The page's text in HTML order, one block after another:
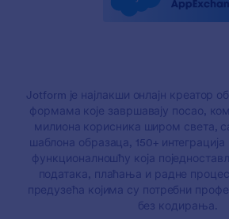
Jotform је најлакши онлајн креатор
формама које завршавају посао,
милиона корисника широм света,
шаблона образаца, 150+
функционалношћу која
података, плаћања и радне
предузећа којима су потребни
без кодирања.